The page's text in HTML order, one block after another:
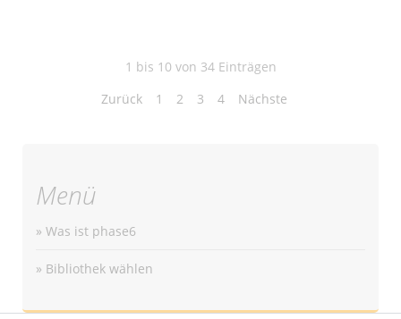
1 bis 10 von 34 Einträgen
Zurück
1 2 3 4 Nächste
Menü
» Was ist phase6
» Bibliothek wählen